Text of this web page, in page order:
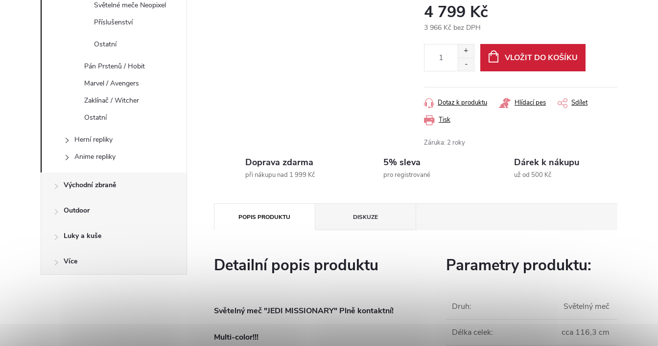
Světelné meče Neopixel
Příslušenství
Ostatní
Pán Prstenů / Hobit
Marvel / Avengers
Zaklínač / Witcher
Ostatní
Herní repliky
Anime repliky
Východní zbraně
Outdoor
Luky a kuše
Více
4 799 Kč
3 966 Kč bez DPH
VLOŽIT DO KOŠÍKU
Tisk
Dotaz k produktu Hlídací pes Sdílet
Záruka: 2 roky
Doprava zdarma
při nákupu nad 1 999 Kč
5% sleva
pro registrované
Dárek k nákupu
už od 500 Kč
POPIS PRODUKTU DISKUZE
Detailní popis produktu
Světelný meč "JEDI MISSIONARY" Plně kontaktní!
Multi-color!!!
Parametry produktu:
Druh: Světelný meč
Délka celek: cca 116,3 cm